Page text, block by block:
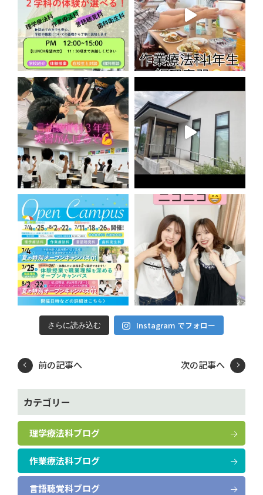
さらに読み込む Instagram でフォロー
前の記事へ 次の記事へ
カテゴリー
理学療法科ブログ
作業療法科ブログ
言語聴覚科ブログ